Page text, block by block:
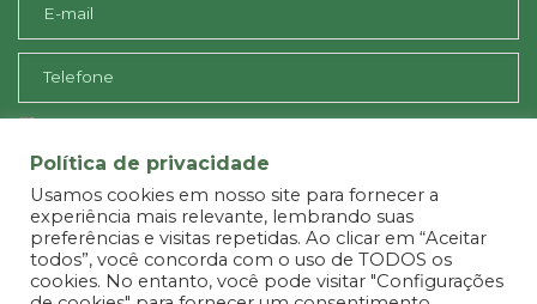
De acordo com a Lei 13.709, Lei Geral de Proteção de Dados, o
site.
Política de privacidade
Usamos cookies em nosso site para fornecer a
experiência mais relevante, lembrando suas
preferências e visitas repetidas. Ao clicar em “Aceitar
todos”, você concorda com o uso de TODOS os
cookies. No entanto, você pode visitar "Configurações